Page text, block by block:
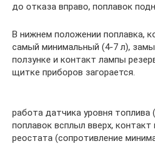
до отказа вправо, поплавок
В нижнем положении поплавка,
самый минимальный (4-7 л),
ползунке и контакт лампы
щитке приборов загорается.
работа датчика уровня
поплавок всплыл вверх, контакт
реостата (сопротивление